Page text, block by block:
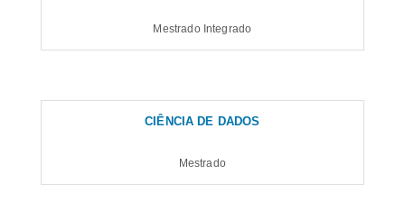
Mestrado Integrado
CIÊNCIA DE DADOS
Mestrado